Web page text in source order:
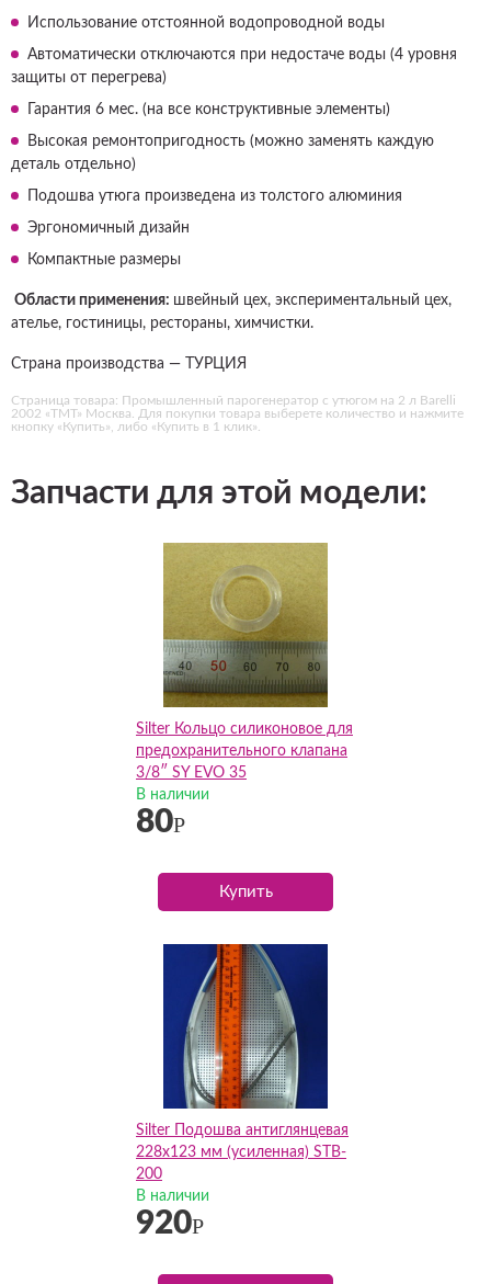
Использование отстоянной водопроводной воды
Автоматически отключаются при недостаче воды (4 уровня
защиты от перегрева)
Гарантия 6 мес. (на все конструктивные элементы)
Высокая ремонтопригодность (можно заменять каждую
деталь отдельно)
Подошва утюга произведена из толстого алюминия
Эргономичный дизайн
Компактные размеры
Области применения: швейный цех, экспериментальный цех,
ателье, гостиницы, рестораны, химчистки.
Страна производства — ТУРЦИЯ
Страница товара: Промышленный парогенератор с утюгом на 2 л Barelli
2002 «ТМТ» Москва. Для покупки товара выберете количество и нажмите
кнопку «Купить», либо «Купить в 1 клик».
Запчасти для этой модели:
Silter Кольцо силиконовое для
предохранительного клапана
3/8″ SY EVO 35
В наличии
80Р
Купить
Silter Подошва антиглянцевая
228х123 мм (усиленная) STB-
200
В наличии
920Р